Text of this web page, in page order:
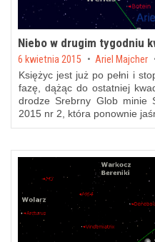
Niebo w drugim tygodniu
Posted on
6 kwietnia 2015 by Ariel Majcher
Księżyc jest już po pełni i
fazę, dążąc do ostatniej
drodze Srebrny Glob minie
2015 nr 2, która ponownie